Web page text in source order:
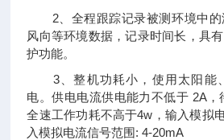
2、全程跟踪记录被测环境中的
风向等环境数据，记录时间长，具
护功能。
3、整机功耗小，使用太阳能
电。供电电流供电能力不低于 2A，
全速工作功耗不高于4w，输入模拟
入模拟电流信号范围: 4-20mA